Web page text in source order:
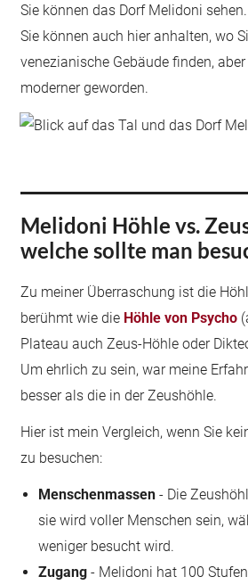
Sie können das Dorf Melidoni sehen.
Sie können auch hier anhalten, wo
venezianische Gebäude finden,
moderner geworden.
Melidoni Höhle vs.
welche sollte man
Zu meiner Überraschung ist die
berühmt wie die Höhle von Psycho
Plateau auch Zeus-Höhle oder
Um ehrlich zu sein, war meine
besser als die in der Zeushöhle.
Hier ist mein Vergleich, wenn Sie
zu besuchen:
Menschenmassen - Die
sie wird voller Menschen sein,
weniger besucht wird.
Zugang - Melidoni hat 100